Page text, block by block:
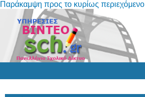
Παράκαμψη προς το κυρίως περιεχόμενο